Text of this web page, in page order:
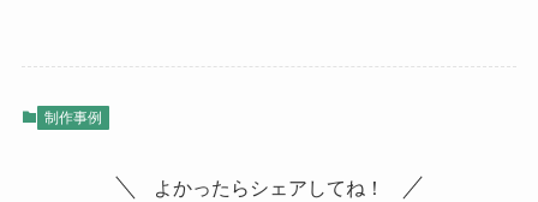
制作事例
よかったらシェアしてね！